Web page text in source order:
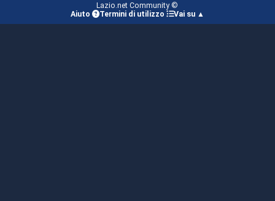
Lazio.net Community ©
Aiuto
Termini di utilizzo Vai su ▲